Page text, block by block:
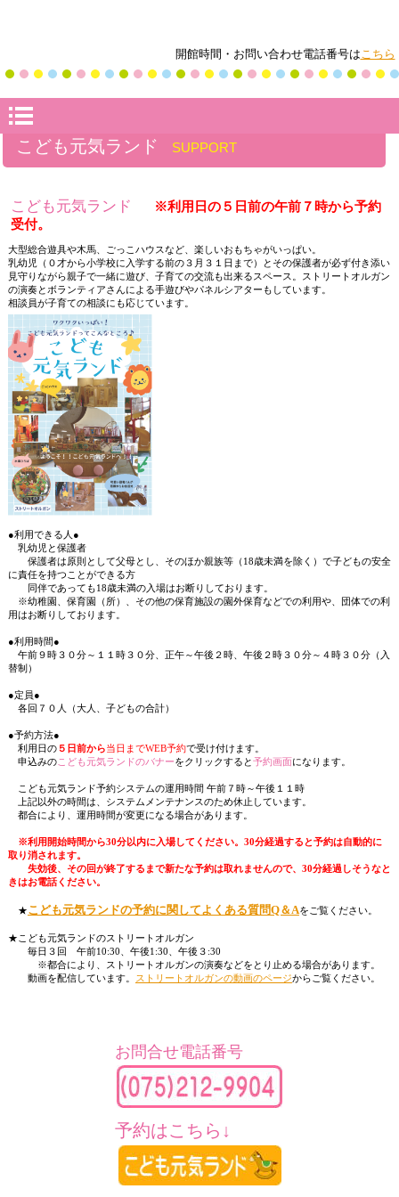
開館時間・お問い合わせ電話番号はこちら
こども元気ランド SUPPORT
こども元気ランド
※利用日の５日前の午前７時から予約
受付。
大型総合遊具や木馬、ごっこハウスなど、楽しいおもちゃがいっぱい。
乳幼児（０才から小学校に入学する前の３月３１日まで）とその保護者が必ず付き添い
見守りながら親子で一緒に遊び、子育ての交流も出来るスペース。ストリートオルガン
の演奏とボランティアさんによる手遊びやパネルシアターもしています。
相談員が子育ての相談にも応じています。
●利用できる人●
乳幼児と保護者
保護者は原則として父母とし、そのほか親族等（18歳未満を除く）で子どもの安全
に責任を持つことができる方
同伴であっても18歳未満の入場はお断りしております。
※幼稚園、保育園（所）、その他の保育施設の園外保育などでの利用や、団体での利
用はお断りしております。
●利用時間●
午前９時３０分～１１時３０分、正午～午後２時、午後２時３０分～４時３０分（入
替制）
●定員●
各回 ７０人 （大人、子どもの合計）
●予約方法●
利用日の５日前から当日までWEB予約で受け付けます。
申込みのこども元気ランドのバナーをクリックすると予約画面になります。
こども元気ランド予約システムの運用時間 午前７時～午後１１時
上記以外の時間は、システムメンテナンスのため休止しています。
都合により、運用時間が変更になる場合があります。
※利用開始時間から30分以内に入場してください。30分経過すると予約は自動的に
取り消されます。
失効後、その回が終了するまで新たな予約は取れませんので、30分経過しそうなと
きはお電話ください。
★こども元気ランドの予約に関してよくある質問Q＆Aをご覧ください。
★こども元気ランドのストリートオルガン
毎日３回 午前10:30、午後1:30、午後３:30
※都合により、ストリートオルガンの演奏などをとり止める場合があります。
動画を配信しています。 ストリートオルガンの動画のページからご覧ください。
お問合せ電話番号
予約はこちら↓